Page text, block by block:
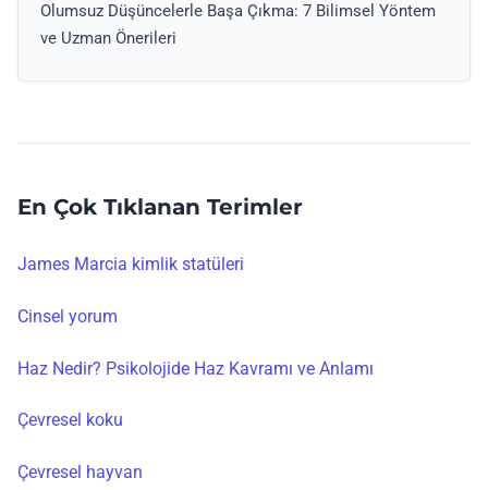
Olumsuz Düşüncelerle Başa Çıkma: 7 Bilimsel Yöntem
ve Uzman Önerileri
En Çok Tıklanan Terimler
James Marcia kimlik statüleri
Cinsel yorum
Haz Nedir? Psikolojide Haz Kavramı ve Anlamı
Çevresel koku
Çevresel hayvan